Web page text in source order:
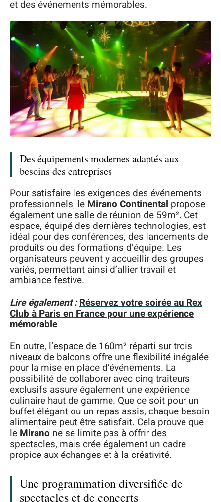
et des événements mémorables.
Des équipements modernes adaptés aux
besoins des entreprises
Pour satisfaire les exigences des événements
professionnels, le Mirano Continental propose
également une salle de réunion de 59m². Cet
espace, équipé des dernières technologies, est
idéal pour des conférences, des lancements de
produits ou des formations d’équipe. Les
organisateurs peuvent y accueillir des groupes
variés, permettant ainsi d’allier travail et
ambiance festive.
Lire également :Réservez votre soirée au Rex
Club à Paris en France pour une expérience
mémorable
En outre, l’espace de 160m² réparti sur trois
niveaux de balcons offre une flexibilité inégalée
pour la mise en place d’événements. La
possibilité de collaborer avec cinq traiteurs
exclusifs assure également une expérience
culinaire haut de gamme. Que ce soit pour un
buffet élégant ou un repas assis, chaque besoin
alimentaire peut être satisfait. Cela prouve que
le Mirano ne se limite pas à offrir des
spectacles, mais crée également un cadre
propice aux échanges et à la créativité.
Une programmation diversifiée de
spectacles et de concerts